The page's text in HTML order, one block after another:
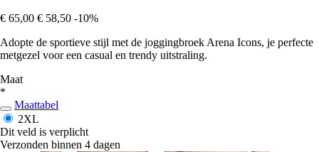
€ 65,00 € 58,50 -10%
Adopte de sportieve stijl met de joggingbroek Arena Icons, je perfecte
metgezel voor een casual en trendy uitstraling.
Maat
*
Maattabel
2XL
Dit veld is verplicht
Verzonden binnen 4 dagen